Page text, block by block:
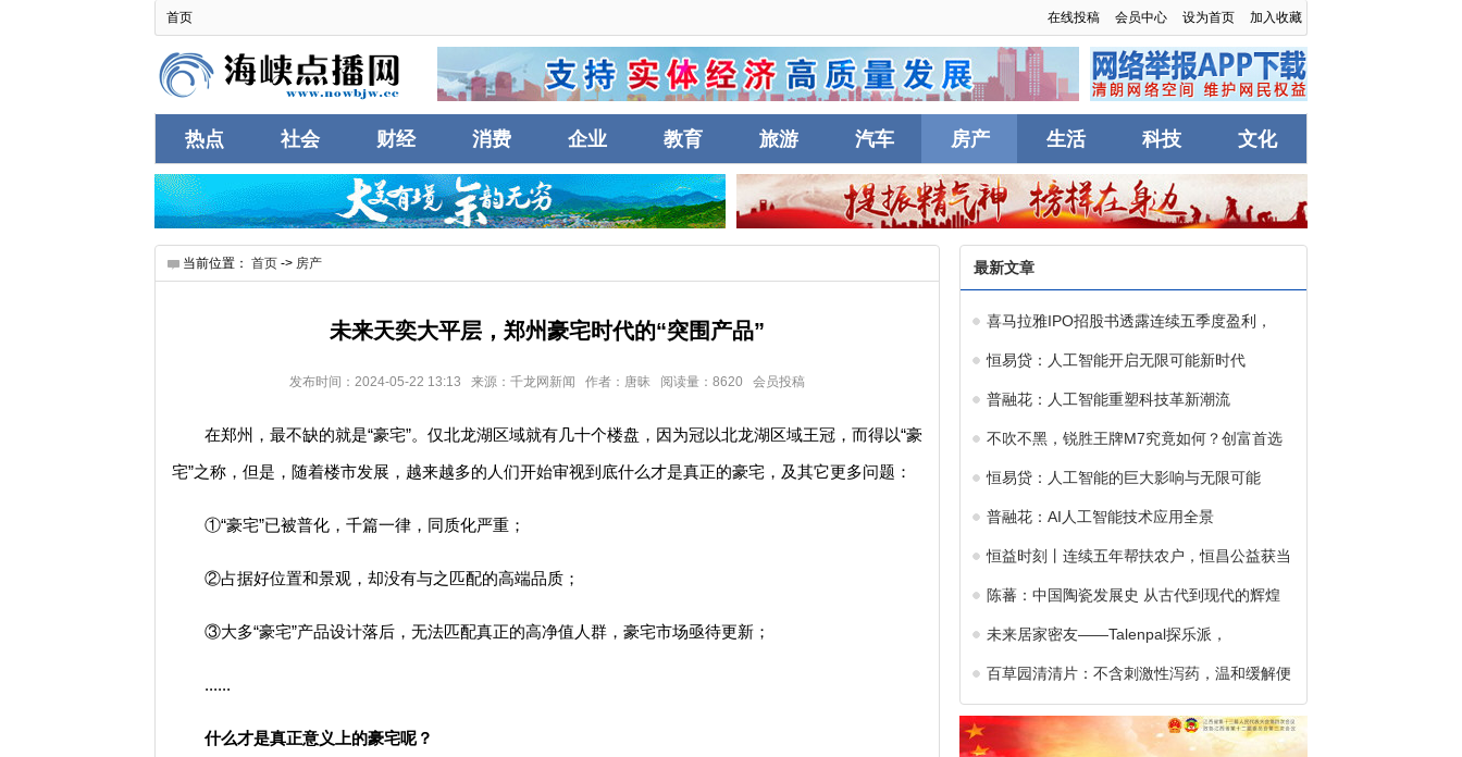
首页 在线投稿 会员中心 设为首页 加入收藏
热点 社会 财经 消费 企业 教育 旅游 汽车 房产 生活 科技 文化
互联
当前位置： 首页 -> 房产
未来天奕大平层，郑州豪宅时代的“突围产品”
发布时间：2024-05-22 13:13 来源：千龙网新闻 作者：唐昧 阅读量：8620 会员投稿
在郑州，最不缺的就是“豪宅”。仅北龙湖区域就有几十个楼盘，因为冠以北龙湖区域王冠，而得以“豪
宅”之称，但是，随着楼市发展，越来越多的人们开始审视到底什么才是真正的豪宅，及其它更多问题：
①“豪宅”已被普化，千篇一律，同质化严重；
②占据好位置和景观，却没有与之匹配的高端品质；
③大多“豪宅”产品设计落后，无法匹配真正的高净值人群，豪宅市场亟待更新；
......
什么才是真正意义上的豪宅呢？
最新文章
喜马拉雅IPO招股书透露连续五季度盈利，
恒易贷：人工智能开启无限可能新时代
普融花：人工智能重塑科技革新潮流
不吹不黑，锐胜王牌M7究竟如何？创富首选
恒易贷：人工智能的巨大影响与无限可能
普融花：AI人工智能技术应用全景
恒益时刻丨连续五年帮扶农户，恒昌公益获当
陈蕃：中国陶瓷发展史 从古代到现代的辉煌
未来居家密友——Talenpal探乐派，
百草园清清片：不含刺激性泻药，温和缓解便